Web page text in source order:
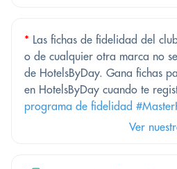
* Las fichas de fidelidad del
o de cualquier otra marca no
de HotelsByDay. Gana fichas
en HotelsByDay cuando te
programa de fidelidad
Ver